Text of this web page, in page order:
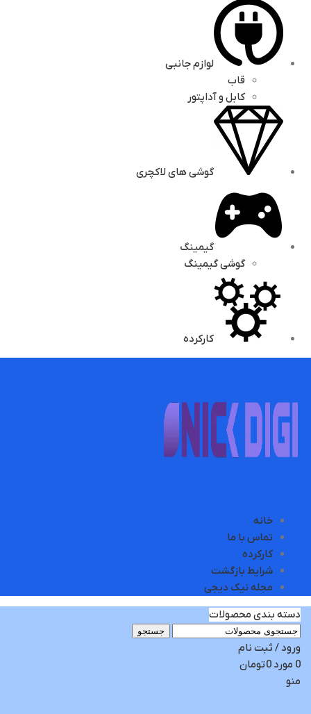
لوازم جانبی
قاب
کابل و آداپتور
گوشی های لاکچری
گیمینگ
گوشی گیمینگ
کارکرده
خانه
تماس با ما
کارکرده
شرایط بازگشت
مجله نیک دیجی
دسته بندی محصولات
جستجو
ورود / ثبت نام
0 مورد 0تومان
منو